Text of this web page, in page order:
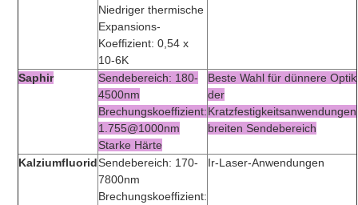
Niedriger thermische
Expansions-
Koeffizient: 0,54 x
10-6K
Saphir
Sendebereich: 180-
4500nm
Brechungskoeffizient:
1.755@1000nm
Starke Härte
Beste Wahl für dünnere Optik
der
Kratzfestigkeitsanwendungen
breiten Sendebereich
KalziumfluoridSendebereich: 170-
7800nm
Brechungskoeffizient:
Ir-Laser-Anwendungen